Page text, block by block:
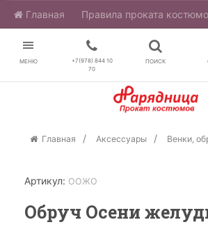
Главная ​Правила проката
МЕНЮ
+7(978) 844 10
70
ПОИСК
Главная Аксессуары Венки,
Артикул: ООЖО
Обруч Осени